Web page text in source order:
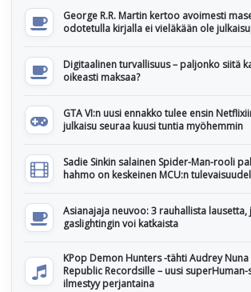
George R.R. Martin kertoo avoimesti
odotetulla kirjalla ei vieläkään ole
Digitaalinen turvallisuus – paljonko siitä
oikeasti maksaa?
GTA VI:n uusi ennakko tulee ensin
julkaisu seuraa kuusi tuntia myöhemmin
Sadie Sinkin salainen Spider-Man-rooli
hahmo on keskeinen MCU:n
Asianajaja neuvoo: 3 rauhallista lausetta,
gaslightingin voi katkaista
KPop Demon Hunters -tähti Audrey
Republic Recordsille – uusi superHuman-
ilmestyy perjantaina